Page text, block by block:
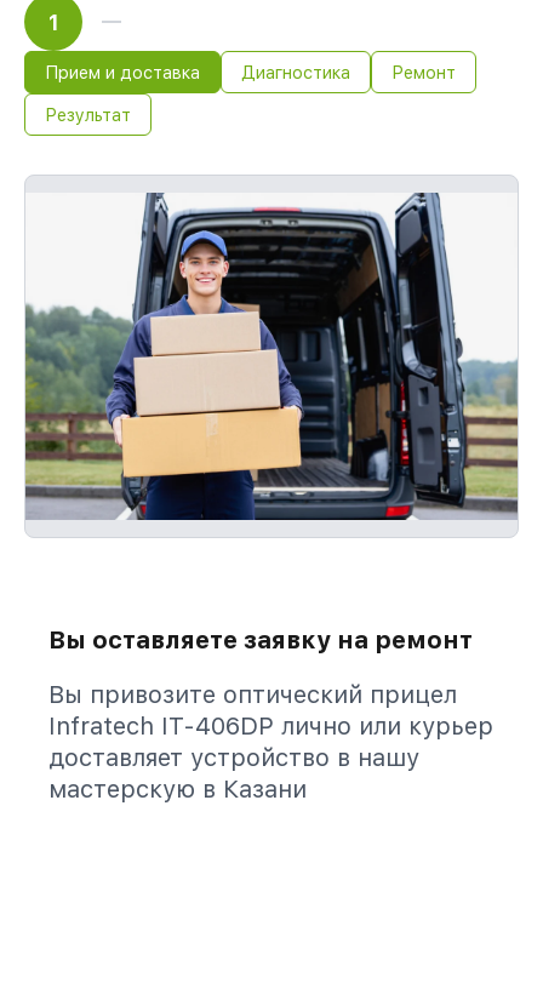
1
Прием и доставка Диагностика Ремонт
Результат
Вы оставляете заявку на ремонт
Вы привозите оптический прицел
Infratech IT-406DP лично или курьер
доставляет устройство в нашу
мастерскую в Казани